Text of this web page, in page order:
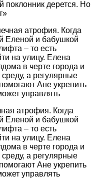
поклонник дерется. Но
атрофия. Когда
Еленой и бабушкой
– то есть
на улицу. Елена
в черте города и
а регулярные
Ане укрепить
управлять